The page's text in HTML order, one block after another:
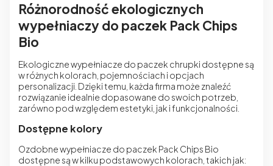
Różnorodność ekologicznych
wypełniaczy do paczek Pack Chips
Bio
Ekologiczne wypełniacze do paczek chrupki dostępne są
w różnych kolorach, pojemnościach i opcjach
personalizacji. Dzięki temu, każda firma może znaleźć
rozwiązanie idealnie dopasowane do swoich potrzeb,
zarówno pod względem estetyki, jak i funkcjonalności.
Dostępne kolory
Ozdobne wypełniacze do paczek Pack Chips Bio
dostępne są w kilku podstawowych kolorach, takich jak: